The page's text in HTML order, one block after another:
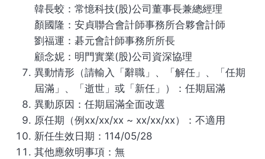
韓長蛟：常憶科技(股)公司董事長兼總經理
顏國隆：安貞聯合會計師事務所合夥會計師
劉福運：碁元會計師事務所所長
顧念妮：明門實業(股)公司資深協理
異動情形（請輸入「辭職」、「解任」、「任期
屆滿」、「逝世」或「新任」）：任期屆滿
異動原因：任期屆滿全面改選
原任期（例xx/xx/xx ~ xx/xx/xx）：不適用
新任生效日期：114/05/28
其他應敘明事項：無